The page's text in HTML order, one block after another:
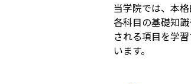
当学院では、本
各科目の基礎知
される項目を学
います。